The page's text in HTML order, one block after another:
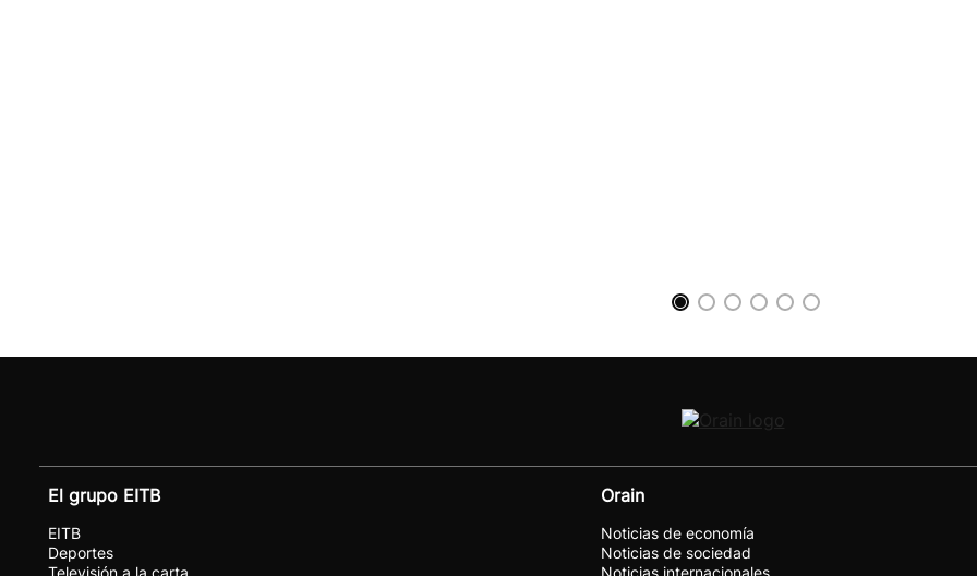
El grupo EITB
EITB
Deportes
Televisión a la carta
Orain
Noticias de economía
Noticias de sociedad
Noticias internacionales